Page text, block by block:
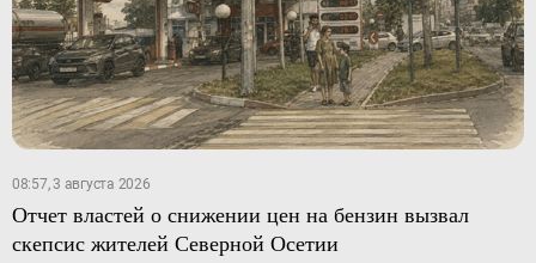
08:57, 3 августа 2026
Отчет властей о снижении цен на бензин вызвал
скепсис жителей Северной Осетии